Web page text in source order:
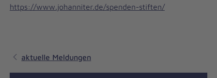
https://www.johanniter.de/spenden-stiften/
aktuelle Meldungen